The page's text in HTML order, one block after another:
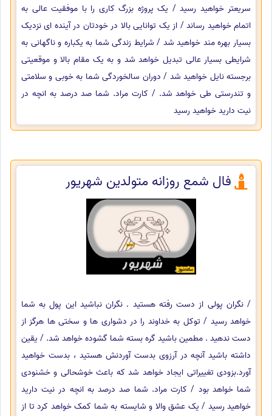
سریعتر خواهید رسید / یک پروژه بزرگ کاری را با موفقیت عالی به
اتمام خواهید رساند / از یک توانایی بالا در خودتان در آینده ای نزدیک
بسیار بهره مند خواهید شد / شرایط زندگی شما به یکباره و ناگهانی به
شرایطی بسیار عالی تبدیل خواهد شد و به یک مقام بالا و موقعیتی
برجسته نایل خواهید شد / دوران سالخوردگی شما به خوبی و سلامتی
و تندرستی طی خواهد شد. / کارت مراد. شما صد درصد به انچه در
نیت دارید خواهید رسید
فال شمع روزانه متولدین شهریور
/ نگران پولی از دست رفته هستید . نگران نباشید این پول به شما
خواهد رسید / توکل به خداوند را در دشواری ها و سختی ها هرگز از
دست ندهید . مطمین باشید گره بسته شما گشوده خواهد شد. / یقین
داشته باشید آنچه در آرزوی بدست آوردنش هستید ، بدست خواهید
آورد.بزودی تغییراتی ایجاد خواهد شد که باعث خوشحالی و خشنودی
شما خواهد بود / کارت مراد. شما صد درصد به انچه در نیت دارید
خواهید رسید / یک عشق والا و شایسته به شما کمک خواهد کرد تا از